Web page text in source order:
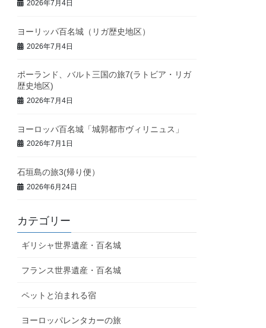
2026年7月4日
ヨーリッパ百名城（リガ歴史地区）
2026年7月4日
ポーランド、バルト三国の旅7(ラトビア・リガ
歴史地区)
2026年7月4日
ヨーロッパ百名城「城郭都市ヴィリニュス」
2026年7月1日
石垣島の旅3(帰り便）
2026年6月24日
カテゴリー
ギリシャ世界遺産・百名城
フランス世界遺産・百名城
ペットと泊まれる宿
ヨーロッパレンタカーの旅